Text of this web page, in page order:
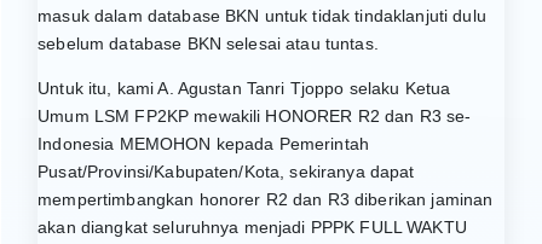
masuk dalam database BKN untuk tidak tindaklanjuti dulu
sebelum database BKN selesai atau tuntas.
Untuk itu, kami A. Agustan Tanri Tjoppo selaku Ketua
Umum LSM FP2KP mewakili HONORER R2 dan R3 se-
Indonesia MEMOHON kepada Pemerintah
Pusat/Provinsi/Kabupaten/Kota, sekiranya dapat
mempertimbangkan honorer R2 dan R3 diberikan jaminan
akan diangkat seluruhnya menjadi PPPK FULL WAKTU